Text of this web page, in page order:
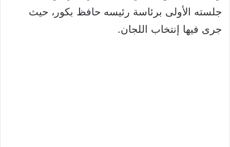
جلسته الأولى برئاسة رئيسه حافظ بكور، حيث
جرى فيها إنتخاب اللجان.